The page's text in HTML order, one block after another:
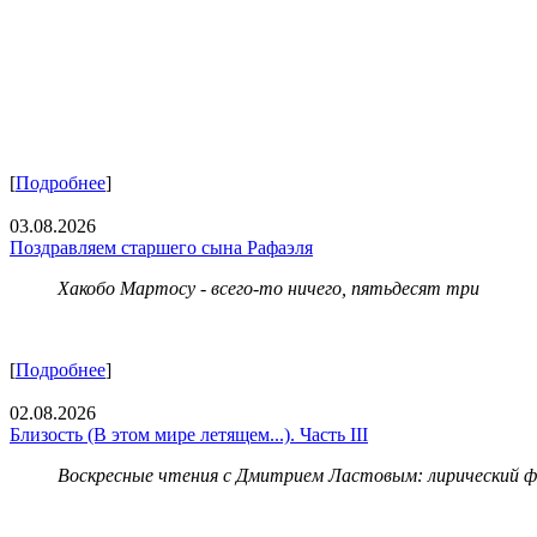
[Подробнее]
03.08.2026
Поздравляем старшего сына Рафаэля
Хакобо Мартосу - всего-то ничего, пятьдесят три
[Подробнее]
02.08.2026
Близость (В этом мире летящем...). Часть III
Воскресные чтения с Дмитрием Ластовым: лирический